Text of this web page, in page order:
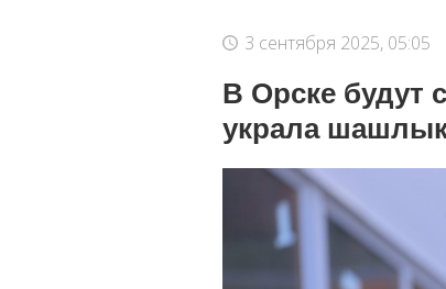
3 сентября 2025, 05:05
В Орске будут
украла